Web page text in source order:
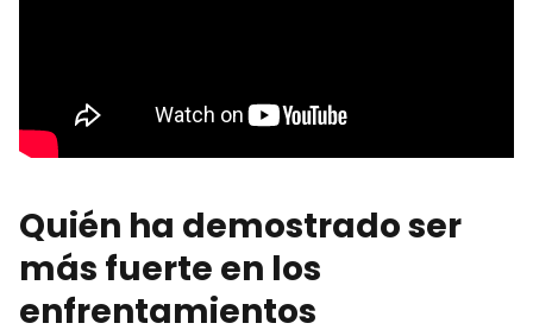
Quién ha demostrado ser
más fuerte en los
enfrentamientos